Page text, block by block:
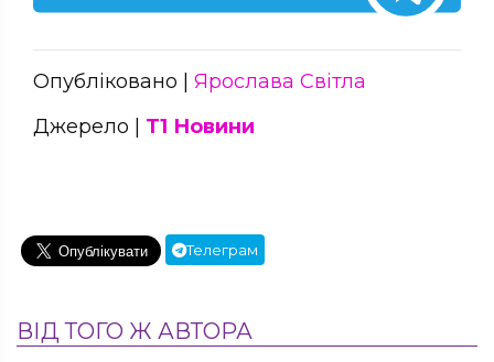
Опубліковано | Ярослава Світла
Джерело | Т1 Новини
Телеграм
ВІД ТОГО Ж АВТОРА